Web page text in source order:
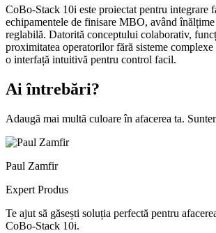
CoBo-Stack 10i este proiectat pentru integrare
echipamentele de finisare MBO, având
reglabilă. Datorită conceptului colaborativ,
proximitatea operatorilor fără sisteme complexe
o interfață intuitivă pentru control facil.
Ai întrebări?
Adaugă mai multă culoare în afacerea ta.
Paul Zamfir
Expert Produs
Te ajut să găsești soluția perfectă pentru
CoBo-Stack 10i.